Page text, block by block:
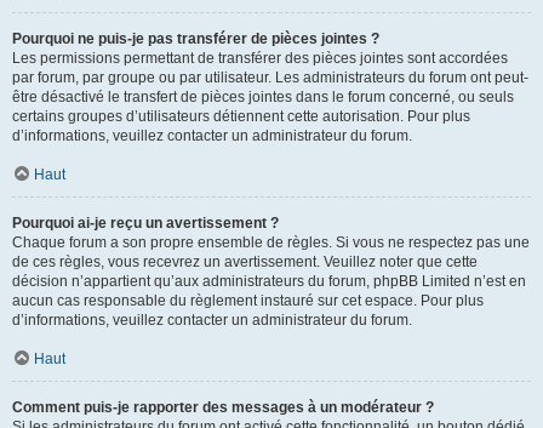
Pourquoi ne puis-je pas transférer de pièces jointes ?
Les permissions permettant de transférer des pièces jointes sont accordées
par forum, par groupe ou par utilisateur. Les administrateurs du forum ont peut-
être désactivé le transfert de pièces jointes dans le forum concerné, ou seuls
certains groupes d’utilisateurs détiennent cette autorisation. Pour plus
d’informations, veuillez contacter un administrateur du forum.
Haut
Pourquoi ai-je reçu un avertissement ?
Chaque forum a son propre ensemble de règles. Si vous ne respectez pas une
de ces règles, vous recevrez un avertissement. Veuillez noter que cette
décision n’appartient qu’aux administrateurs du forum, phpBB Limited n’est en
aucun cas responsable du règlement instauré sur cet espace. Pour plus
d’informations, veuillez contacter un administrateur du forum.
Haut
Comment puis-je rapporter des messages à un modérateur ?